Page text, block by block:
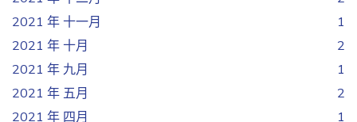
2021 年 十一月
1
2021 年 十月
2
2021 年 九月
1
2021 年 五月
2
2021 年 四月
1